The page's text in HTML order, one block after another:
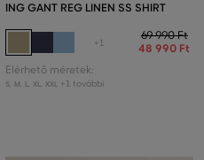
ING GANT REG LINEN SS SHIRT
+1
69 990 Ft
48 990 Ft
Elérhető méretek:
S, M L XL XXL +1 további